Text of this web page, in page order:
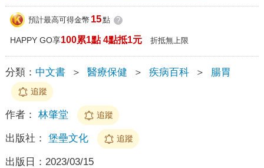
預計最高可得金幣 15點 ?
HAPPY GO享100累1點 4點抵1元 折抵無上限
分類： 中文書 ＞ 醫療保健 ＞ 疾病百科 ＞ 腸胃
追蹤
作者： 林肇堂 追蹤
出版社： 堡壘文化 追蹤
出版日： 2023/03/15